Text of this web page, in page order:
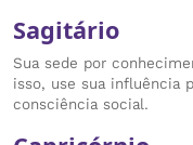
Sagitário
Sua sede por
isso, use sua influência
consciência social.